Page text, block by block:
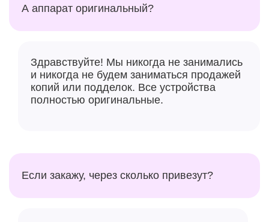
А аппарат оригинальный?
Здравствуйте! Мы никогда не занимались
и никогда не будем заниматься продажей
копий или подделок. Все устройства
полностью оригинальные.
Если закажу, через сколько привезут?